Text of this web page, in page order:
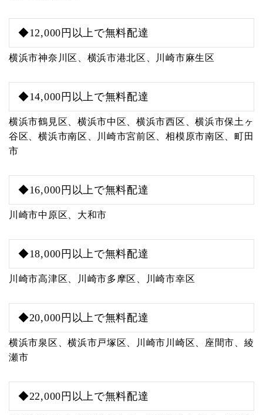
◆12,000円以上で無料配達
横浜市神奈川区、横浜市港北区、川崎市麻生区
◆14,000円以上で無料配達
横浜市鶴見区、横浜市中区、横浜市西区、横浜市保土ヶ
谷区、横浜市南区、川崎市宮前区、相模原市南区、町田
市
◆16,000円以上で無料配達
川崎市中原区、大和市
◆18,000円以上で無料配達
川崎市高津区、川崎市多摩区、川崎市幸区
◆20,000円以上で無料配達
横浜市泉区、横浜市戸塚区、川崎市川崎区、座間市、綾
瀬市
◆22,000円以上で無料配達